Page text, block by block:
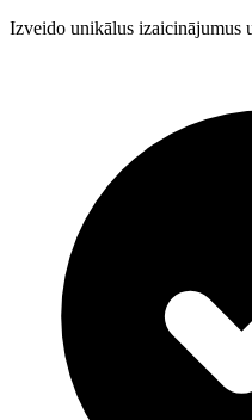
Izveido unikālus izaicinājumus